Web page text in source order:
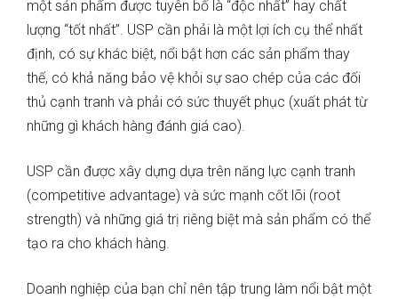
một sản phẩm được tuyên bố là “độc nhất” hay chất
lượng “tốt nhất”. USP cần phải là một lợi ích cụ thể nhất
định, có sự khác biệt, nổi bật hơn các sản phẩm thay
thế, có khả năng bảo vệ khỏi sự sao chép của các đối
thủ cạnh tranh và phải có sức thuyết phục (xuất phát từ
những gì khách hàng đánh giá cao).
USP cần được xây dựng dựa trên năng lực cạnh tranh
(competitive advantage) và sức mạnh cốt lõi (root
strength) và những giá trị riêng biệt mà sản phẩm có thể
tạo ra cho khách hàng.
Doanh nghiệp của bạn chỉ nên tập trung làm nổi bật một